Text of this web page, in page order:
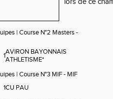
lors de ce
| Course N°2 Masters -
1AVIRON BAYONNAIS
ATHLETISME*
| Course N°3 MIF - MIF
1CU PAU